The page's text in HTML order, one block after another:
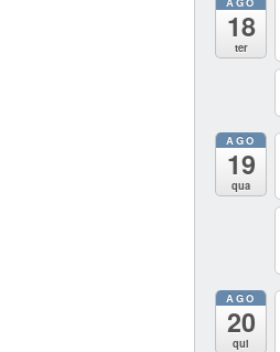
18
ter
AGO
19
qua
AGO
20
qui